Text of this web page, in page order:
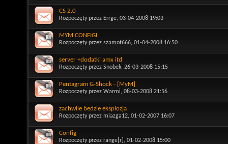
CS 2.0
Rozpoczęty przez Errge, 03-04-2008 19:03
MYM CONFIGI
Rozpoczęty przez szamot666, 01-04-2008 16:50
server +dodatki amx itd
Rozpoczęty przez Snobek, 26-03-2008 15:15
Pentagram G-Shock - [MyM]
Rozpoczęty przez Warmi, 08-03-2008 21:56
zachwile bedzie eksplozja
Rozpoczęty przez miazga12, 01-02-2007 16:07
Config
Rozpoczęty przez range[r] , 01-02-2008 15:00